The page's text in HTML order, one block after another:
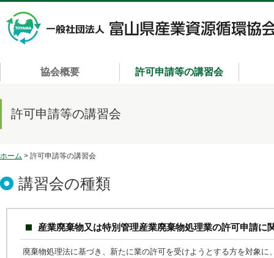
協会概要 許可申請等の講習会
許可申請等の講習会
ホーム > 許可申請等の講習会
講習会の種類
産業廃棄物又は特別管理産業廃棄物処理業の許可申請に
廃棄物処理法に基づき、新たに業の許可を受けようとする方を対象